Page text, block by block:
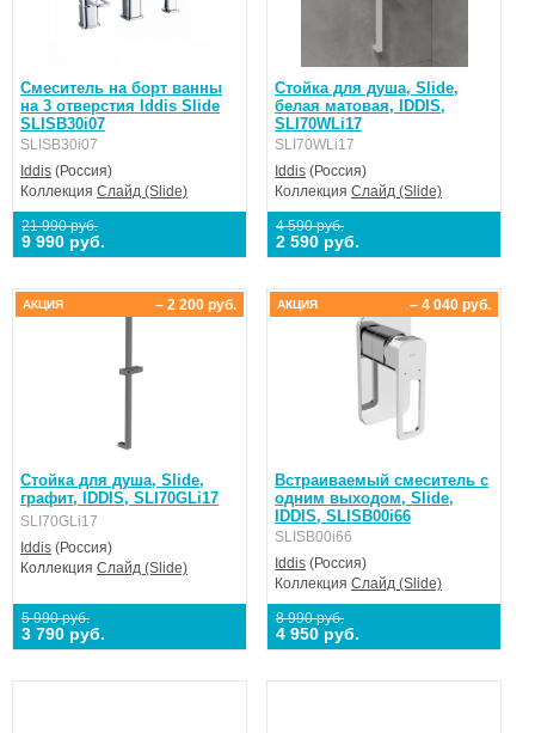
Смеситель на борт ванны
на 3 отверстия Iddis Slide
SLISB30i07
SLISB30i07
Iddis (Россия)
Коллекция Слайд (Slide)
21 990 руб.
9 990 руб.
Стойка для душа, Slide,
белая матовая, IDDIS,
SLI70WLi17
SLI70WLi17
Iddis (Россия)
КоллекцияСлайд (Slide)
4 590 руб.
2 590 руб.
Стойка для душа, Slide,
графит, IDDIS, SLI70GLi17
SLI70GLi17
Iddis (Россия)
Коллекция Слайд (Slide)
5 990 руб.
3 790 руб.
– 2 200 руб.
АКЦИЯ
Встраиваемый смеситель с
одним выходом, Slide,
IDDIS, SLISB00i66
SLISB00i66
Iddis (Россия)
КоллекцияСлайд (Slide)
8 990 руб.
4 950 руб.
– 4 040 руб.
АКЦИЯ